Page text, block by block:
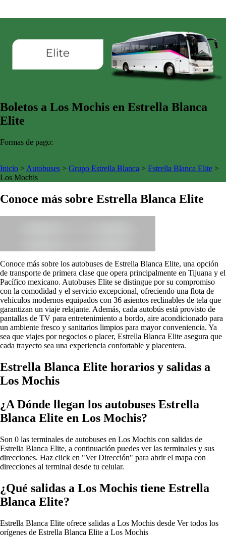
Boletos a Los Mochis en Estrella Blanca
Elite
Formas de pago:
Inicio > Autobuses > Grupo Estrella Blanca > Estrella Blanca Elite >
Los Mochis
Conoce más sobre Estrella Blanca Elite
Conoce más sobre los autobuses de Estrella Blanca Elite, una opción
de transporte de primera clase que opera principalmente en Tijuana y el
Pacífico mexicano. Autobuses Elite se distingue por su compromiso
con la comodidad y el servicio excepcional, ofreciendo una flota de
vehículos modernos equipados con 36 asientos reclinables de tela que
garantizan un viaje relajante. Además, cada autobús está provisto de
pantallas de TV para entretenimiento a bordo, aire acondicionado para
un ambiente fresco y sanitarios limpios para mayor conveniencia. Ya
sea que viajes por negocios o placer, Estrella Blanca Elite asegura que
cada trayecto sea una experiencia confortable y placentera.
Estrella Blanca Elite horarios y salidas a
Los Mochis
¿A Dónde llegan los autobuses Estrella
Blanca Elite en Los Mochis?
Son 0 las terminales de autobuses en Los Mochis con salidas de
Estrella Blanca Elite, a continuación puedes ver las terminales y sus
direcciones. Haz click en "Ver Dirección" para abrir el mapa con
direcciones al terminal desde tu celular.
¿Qué salidas a Los Mochis tiene Estrella
Blanca Elite?
Estrella Blanca Elite ofrece salidas a Los Mochis desde Ver todos los
orígenes de Estrella Blanca Elite a Los Mochis